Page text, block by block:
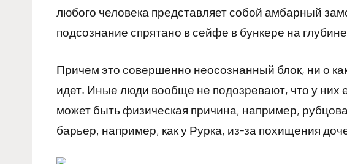
любого человека представляет собой амбарный
подсознание спрятано в сейфе в бункере на
Причем это совершенно неосознанный блок, ни о
идет. Иные люди вообще не подозревают, что у них
может быть физическая причина, например,
барьер, например, как у Рурка, из-за похищения